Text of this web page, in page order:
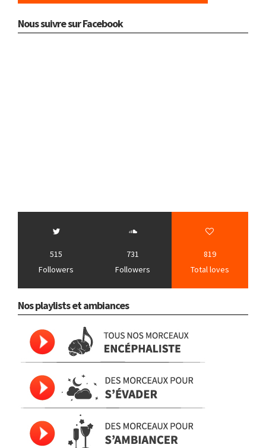
Nous suivre sur Facebook
515
Followers
731
Followers
819
Total loves
Nos playlists et ambiances